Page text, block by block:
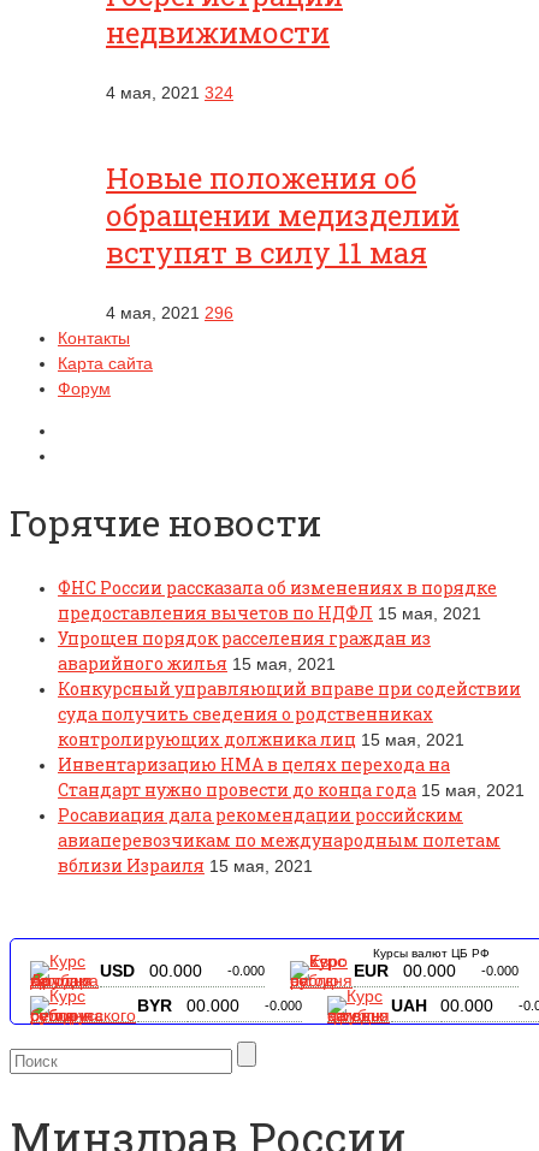
недвижимости
4 мая, 2021 324
Новые положения об
обращении медизделий
вступят в силу 11 мая
4 мая, 2021 296
Контакты
Карта сайта
Форум
Горячие новости
ФНС России рассказала об изменениях в порядке
предоставления вычетов по НДФЛ 15 мая, 2021
Упрощен порядок расселения граждан из
аварийного жилья 15 мая, 2021
Конкурсный управляющий вправе при содействии
суда получить сведения о родственниках
контролирующих должника лиц 15 мая, 2021
Инвентаризацию НМА в целях перехода на
Стандарт нужно провести до конца года 15 мая, 2021
Росавиация дала рекомендации российским
авиаперевозчикам по международным полетам
вблизи Израиля 15 мая, 2021
Курсы валют ЦБ РФ
USD 00.000 -0.000 EUR 00.000 -0.000
BYR 00.000 -0.000 UAH 00.000 -
Минздрав России